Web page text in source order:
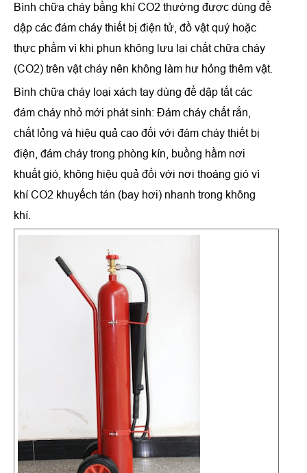
Bình chữa cháy bằng khí CO2 thường được dùng để
dập các đám cháy thiết bị điện tử, đồ vật quý hoặc
thực phẩm vì khi phun không lưu lại chất chữa cháy
(CO2) trên vật cháy nên không làm hư hỏng thêm vật.
Bình chữa cháy loại xách tay dùng để dập tắt các
đám cháy nhỏ mới phát sinh: Đám cháy chất rắn,
chất lỏng và hiệu quả cao đối với đám cháy thiết bị
điện, đám cháy trong phòng kín, buồng hầm nơi
khuất gió, không hiệu quả đối với nơi thoáng gió vì
khí CO2 khuyếch tán (bay hơi) nhanh trong không
khí.